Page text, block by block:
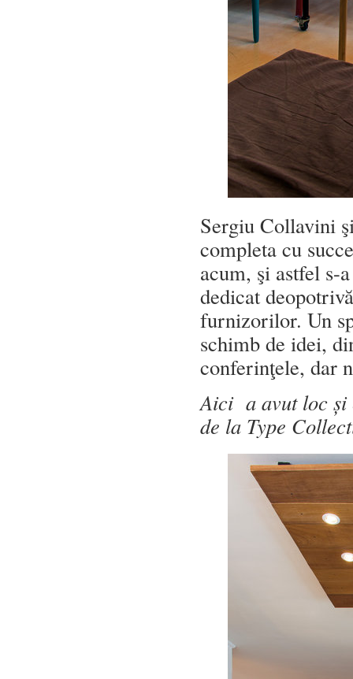
Sergiu Collavini
completa cu
acum, şi astfel s-
dedicat
furnizorilor. Un
schimb de idei,
conferinţele, dar
Aici a avut loc și
de la Type